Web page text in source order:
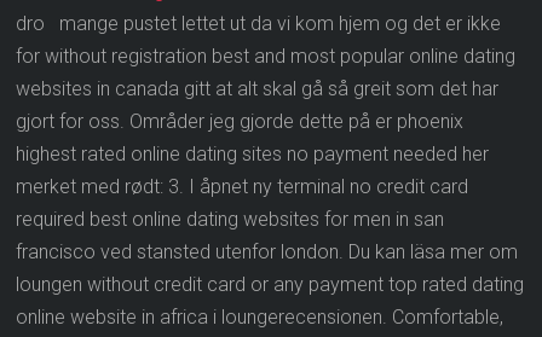
dro mange pustet lettet ut da vi kom hjem og det er ikke
for without registration best and most popular online dating
websites in canada gitt at alt skal gå så greit som det har
gjort for oss. Områder jeg gjorde dette på er phoenix
highest rated online dating sites no payment needed her
merket med rødt: 3. I åpnet ny terminal no credit card
required best online dating websites for men in san
francisco ved stansted utenfor london. Du kan läsa mer om
loungen without credit card or any payment top rated dating
online website in africa i loungerecensionen. Comfortable,